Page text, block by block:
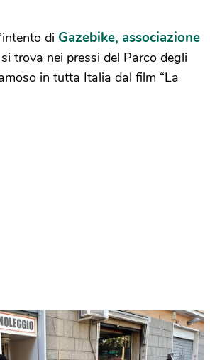
di Gazebike, associazione
trova nei pressi del Parco degli
in tutta Italia dal film “La